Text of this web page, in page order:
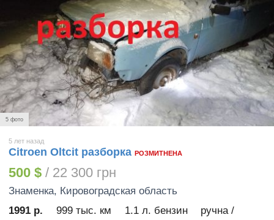
5 фото
5 лет назад
Citroen Oltcit разборка РОЗМИТНЕНА
500 $ / 22 300 грн
Знаменка, Кировоградская область
1991 р.
999 тыс. км 1.1 л. бензин
ручна /